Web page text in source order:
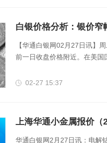
白银价格分析：银价
【华通白银网02月27日讯】
前一日收盘价格附近。在美
 02-27 15:37
上海华通小金属报价（
华通白银网2月27日讯：电解